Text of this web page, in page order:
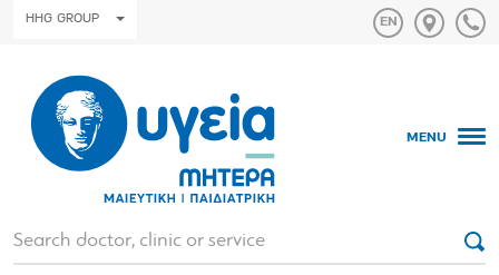
HHG GROUP
MENU